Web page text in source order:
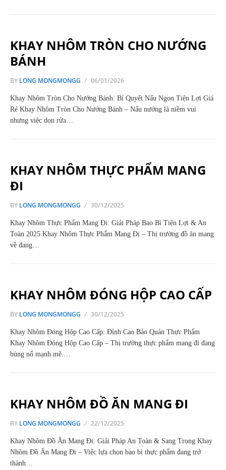
KHAY NHÔM TRÒN CHO NƯỚNG
BÁNH
BY LONG MONGMONGG 06/01/2026
Khay Nhôm Tròn Cho Nướng Bánh: Bí Quyết Nấu Ngon Tiện Lợi Giá
Rẻ Khay Nhôm Tròn Cho Nướng Bánh – Nấu nướng là niềm vui
nhưng việc dọn rửa…
KHAY NHÔM THỰC PHẨM MANG
ĐI
BY LONG MONGMONGG 30/12/2025
Khay Nhôm Thực Phẩm Mang Đi: Giải Pháp Bao Bì Tiện Lợi & An
Toàn 2025 Khay Nhôm Thực Phẩm Mang Đi – Thị trường đồ ăn mang
về đang…
KHAY NHÔM ĐÓNG HỘP CAO CẤP
BY LONG MONGMONGG 30/12/2025
Khay Nhôm Đóng Hộp Cao Cấp: Đỉnh Cao Bảo Quản Thực Phẩm
Khay Nhôm Đóng Hộp Cao Cấp – Thị trường thực phẩm mang đi đang
bùng nổ mạnh mẽ.…
KHAY NHÔM ĐỒ ĂN MANG ĐI
BY LONG MONGMONGG 22/12/2025
Khay Nhôm Đồ Ăn Mang Đi: Giải Pháp An Toàn & Sang Trọng Khay
Nhôm Đồ Ăn Mang Đi – Việc lựa chọn bao bì thực phẩm đang trở
thành…